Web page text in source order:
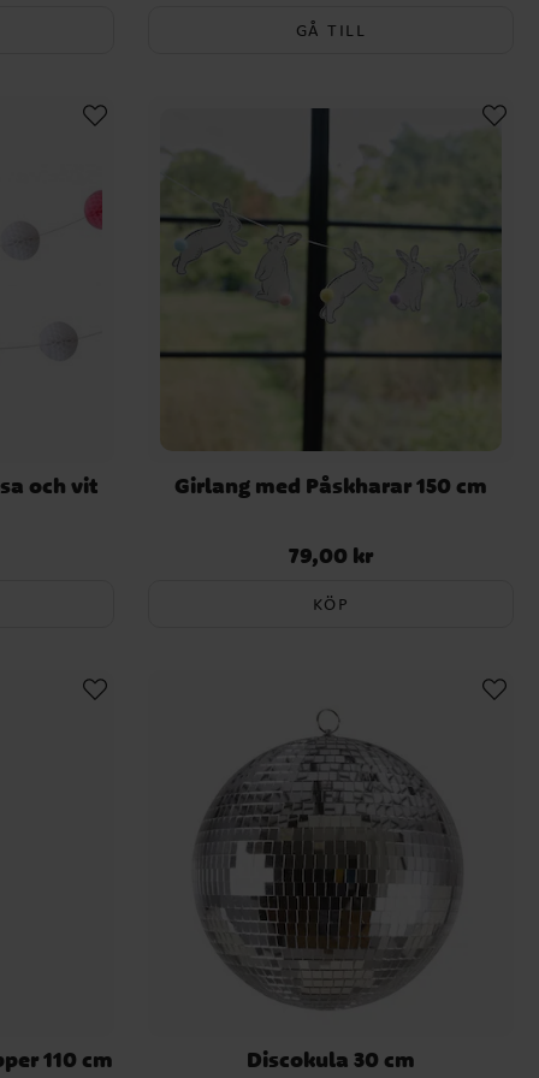
GÅ TILL
och vit
Girlang med Påskharar 150 cm
Pris:79,00 kr
79,00 kr
KÖP
110 cm Discokula 30 cm